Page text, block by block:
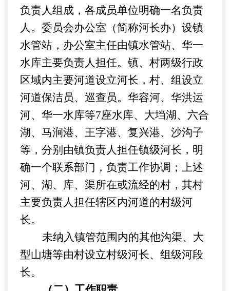
负责人组成，各成员单位明确一名负责
人 。委员会办公室（简称河长办）设镇
水管站，办公室主任由镇水管站、华一
水库主要负责人担任。镇、村两级行政
区域内主要河道设立河长，村、组设立
河道保洁员、巡查员。 华容河、华洪运
河、华一水库等7座水库、大垱湖、六合
湖、马涧港、王字港、复兴港、沙沟子
等，分别由镇负责人担任镇级河长，明
确一个联系部门，负责工作协调；上述
河、湖、库、渠所在或流经的村，其村
主要负责人担任辖区内河道的村级河
长。
未纳入镇管范围内的其他沟渠、大
型山塘等由村设立村级河长、组级河段
长。